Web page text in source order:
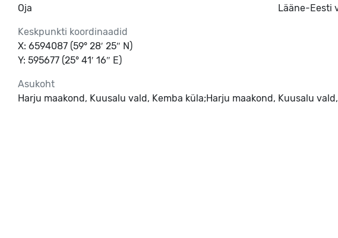
Oja
Lääne-Eesti
Keskpunkti koordinaadid
X: 6594087 (59° 28′ 25″ N)
Y: 595677 (25° 41′ 16″ E)
Asukoht
Harju maakond, Kuusalu vald, Kemba küla;Harju maakond, Kuusalu